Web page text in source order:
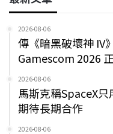
2026-08-06
傳《暗黑破壞神 IV
Gamescom 2026
2026-08-06
馬斯克稱SpaceX
期待長期合作
2026-08-06